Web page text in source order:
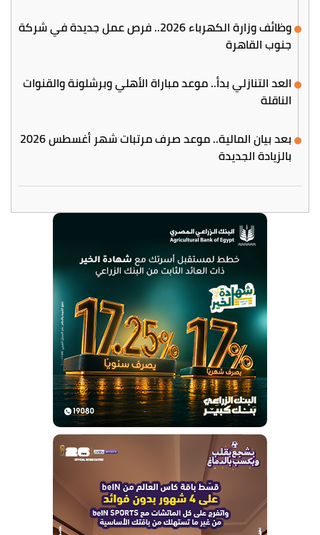
وظائف وزارة الكهرباء 2026.. فرص عمل جديدة في شركة
جنوب القاهرة
العد التنازلي بدأ.. موعد مباراة الأهلي وبرشلونة والقنوات
الناقلة
بعد بيان المالية.. موعد صرف مرتبات شهر أغسطس 2026
بالزيادة الجديدة